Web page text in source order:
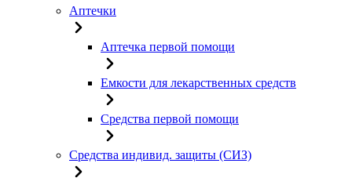
Аптечки
Аптечка первой помощи
Емкости для лекарственных средств
Средства первой помощи
Средства индивид. защиты (СИЗ)